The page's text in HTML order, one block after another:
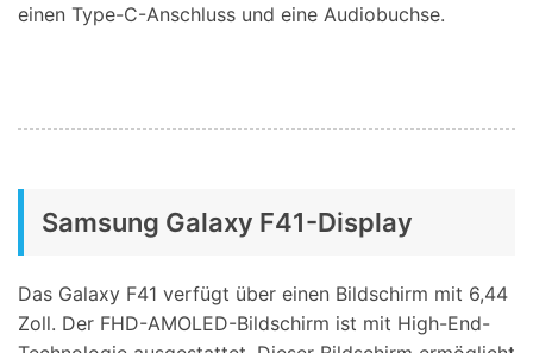
einen Type-C-Anschluss und eine Audiobuchse.
Samsung Galaxy F41-Display
Das Galaxy F41 verfügt über einen Bildschirm mit 6,44
Zoll. Der FHD-AMOLED-Bildschirm ist mit High-End-